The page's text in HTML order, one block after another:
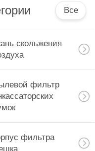
Все
скольжения
фильтр
фильтра